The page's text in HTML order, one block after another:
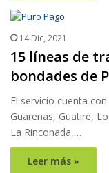
14 Dic, 2021
15 líneas de
bondades de
El servicio cuenta
Guarenas, Guatire,
La Rinconada,…
Leer más »